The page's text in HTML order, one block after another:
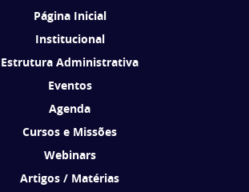
Página Inicial
Institucional
Estrutura Administrativa
Eventos
Agenda
Cursos e Missões
Webinars
Artigos / Matérias